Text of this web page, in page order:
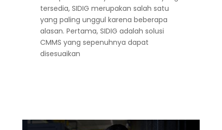
tersedia, SIDIG merupakan salah satu
yang paling unggul karena beberapa
alasan. Pertama, SIDIG adalah solusi
CMMS yang sepenuhnya dapat
disesuaikan